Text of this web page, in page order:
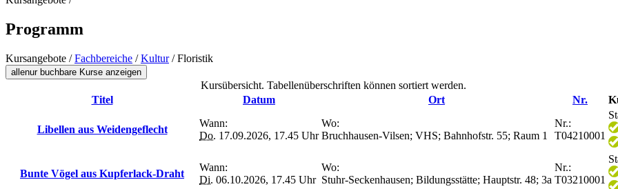
Programm
Kursangebote /Fachbereiche /Kultur /Floristik
allenur buchbare Kurse anzeigen
Kursübersicht. Tabellenüberschriften können sortiert werden.
Titel
Datum Ort Nr.
Libellen aus Weidengeflecht
Wann:
Do. 17.09.2026, 17.45 Uhr
Wo:
Bruchhausen-Vilsen; VHS; Bahnhofstr. 55; Raum 1
Nr.:
T04210001
Bunte Vögel aus Kupferlack-Draht
Wann:
Di. 06.10.2026, 17.45 Uhr
Wo:
Stuhr-Seckenhausen; Bildungsstätte; Hauptstr. 48; 3a
Nr.:
T03210001